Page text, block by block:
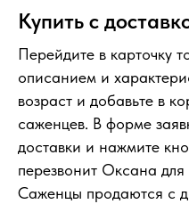
Купить с
Перейдите в карточку
описанием и
возраст и добавьте в
саженцев. В форме
доставки и нажмите
перезвонит Оксана для
Саженцы продаются с